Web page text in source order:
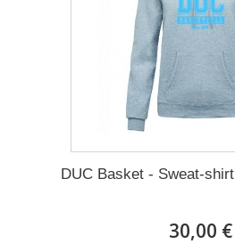
DUC Basket - Sweat-
30,00 €